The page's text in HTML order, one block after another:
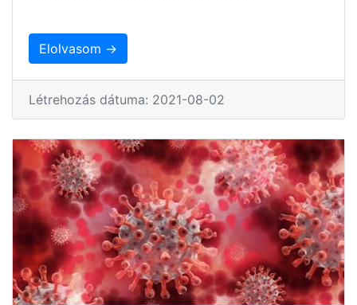
Elolvasom →
Létrehozás dátuma: 2021-08-02